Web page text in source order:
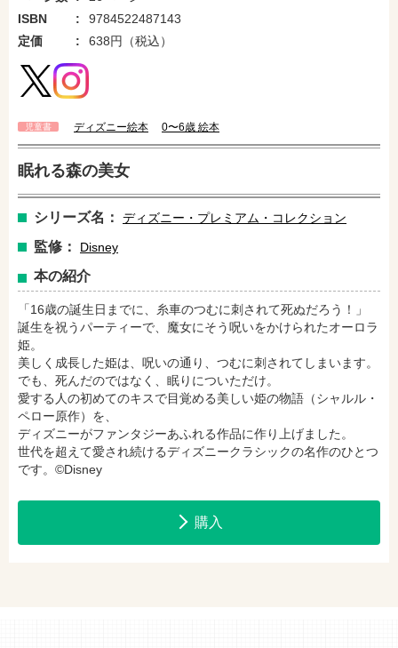
ISBN
9784522487143
定価
638円（税込）
児童書 ディズニー絵本 0〜6歳 絵本
眠れる森の美女
シリーズ名： ディズニー・プレミアム・コレクション
監修： Disney
本の紹介
「16歳の誕生日までに、糸車のつむに刺されて死ぬだろう！」
誕生を祝うパーティーで、魔女にそう呪いをかけられたオーロラ
姫。
美しく成長した姫は、呪いの通り、つむに刺されてしまいます。
でも、死んだのではなく、眠りについただけ。
愛する人の初めてのキスで目覚める美しい姫の物語（シャルル・
ペロー原作）を、
ディズニーがファンタジーあふれる作品に作り上げました。
世代を超えて愛され続けるディズニークラシックの名作のひとつ
です。©Disney
購入
amazonで購入 楽天ブックスで購入
e-honで購入 Honya Club.comで購入
hontoで購入 ヨドバシ.comで購入